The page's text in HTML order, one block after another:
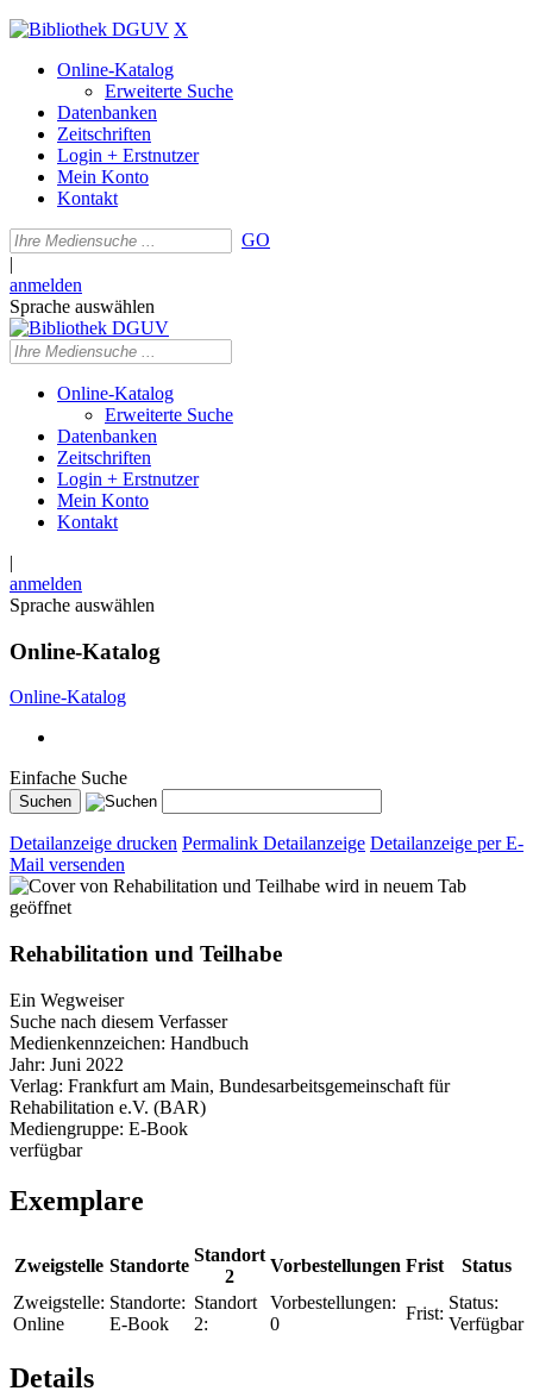
X
Online-Katalog
Erweiterte Suche
Datenbanken
Zeitschriften
Login + Erstnutzer
Mein Konto
Kontakt
GO
|
anmelden
Sprache auswählen
Online-Katalog
Erweiterte Suche
Datenbanken
Zeitschriften
Login + Erstnutzer
Mein Konto
Kontakt
|
anmelden
Sprache auswählen
Online-Katalog
Online-Katalog
Einfache Suche
Detailanzeige drucken Permalink Detailanzeige Detailanzeige per E-
Mail versenden
wird in neuem Tab
geöffnet
Rehabilitation und Teilhabe
Ein Wegweiser
Suche nach diesem Verfasser
Medienkennzeichen: Handbuch
Jahr: Juni 2022
Verlag: Frankfurt am Main, Bundesarbeitsgemeinschaft für
Rehabilitation e.V. (BAR)
Mediengruppe: E-Book
verfügbar
Exemplare
Zweigstelle Standorte
Standort
2
Vorbestellungen Frist
Status
Zweigstelle:
Online
Standorte:
E-Book
Standort
2:
Vorbestellungen:
0
Frist:
Status:
Verfügbar
Details